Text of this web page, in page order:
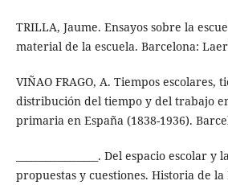
TRILLA, Jaume. Ensayos sobre la
material de la escuela. Barcelona:
VIÑAO FRAGO, A. Tiempos escolares,
distribución del tiempo y del trabajo
primaria en España (1838-1936).
_________________. Del espacio escolar
propuestas y cuestiones. Historia de la